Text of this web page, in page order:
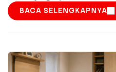
BACA SELENGKAPNYA